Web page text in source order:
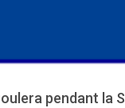
pendant la